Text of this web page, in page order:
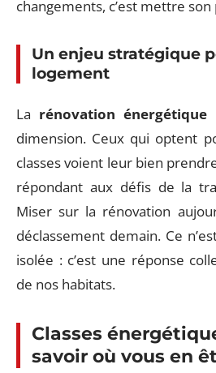
changements, c’est mettre son
Un enjeu stratégique
logement
La rénovation énergétique
dimension. Ceux qui optent
classes voient leur bien
répondant aux défis de la
Miser sur la rénovation
déclassement demain. Ce
isolée : c’est une réponse
de nos habitats.
Classes
savoir où vous en